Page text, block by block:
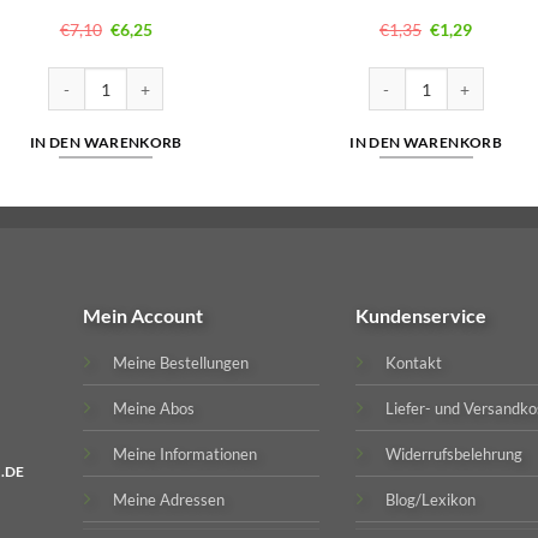
€7,10 Ursprünglicher
Preis
€6,25Aktueller
IN DEN WARENKORB
€1,35 Ursprünglicher
Preis
€1,29Aktueller
IN DEN WARENKORB
Mein Account
Meine Bestellungen
Meine Abos
Meine Informationen
Meine Adressen
Kundenservice
Kontakt
Liefer- und
Widerrufsbelehrung
Blog/Lexikon